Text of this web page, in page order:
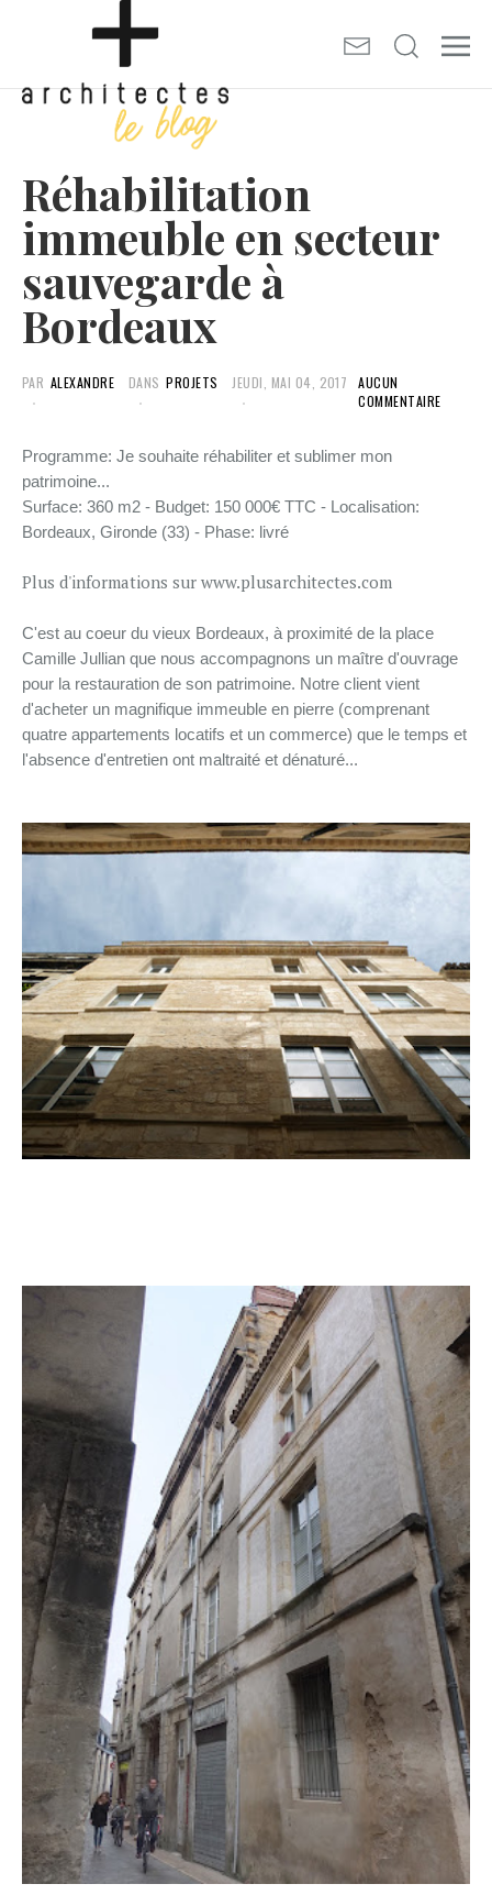
Réhabilitation
immeuble en secteur
sauvegarde à
Bordeaux
PAR ALEXANDRE DANS PROJETS JEUDI, MAI 04, 2017
AUCUN
COMMENTAIRE
Programme: Je souhaite réhabiliter et sublimer mon
patrimoine...
Surface: 360 m2 - Budget: 150 000€ TTC - Localisation:
Bordeaux, Gironde (33) - Phase: livré
Plus d'informations sur www.plusarchitectes.com
C'est au coeur du vieux Bordeaux, à proximité de la place
Camille Jullian que nous accompagnons un maître d'ouvrage
pour la restauration de son patrimoine. Notre client vient
d'acheter un magnifique immeuble en pierre (comprenant
quatre appartements locatifs et un commerce) que le temps et
l'absence d'entretien ont maltraité et dénaturé...